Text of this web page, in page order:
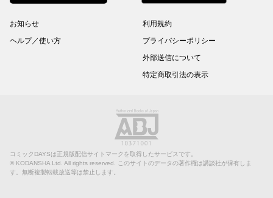
お知らせ
ヘルプ／使い方
利用規約
プライバシーポリシー
外部送信について
特定商取引法の表示
コミックDAYSは正規版配信サイトマークを取得したサービスです。
© KODANSHA Ltd. All rights reserved. このサイトのデータの著作権は講談社が保有しま
す。無断複製転載放送等は禁止します。